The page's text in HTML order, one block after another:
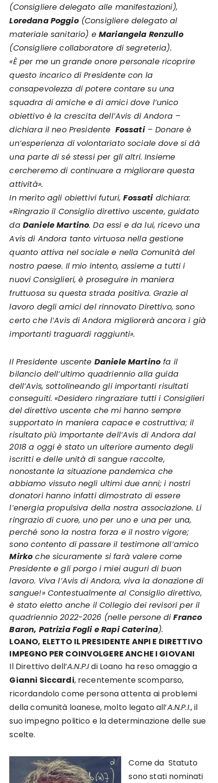
(Consigliere delegato alle manifestazioni),
Loredana Poggio(Consigliere delegato al
materiale sanitario) e Mariangela Renzullo
(Consigliere collaboratore di segreteria).
«È per me un grande onore personale ricoprire
questo incarico di Presidente con la
consapevolezza di potere contare su una
squadra di amiche e di amici dove l’unico
obiettivo è la crescita dell’Avis di Andora –
dichiara il neo Presidente Fossati– Donare è
un’esperienza di volontariato sociale dove si dà
una parte di sé stessi per gli altri. Insieme
cercheremo di continuare a migliorare questa
attività».
In merito agli obiettivi futuri,Fossatidichiara:
«Ringrazio il Consiglio direttivo uscente, guidato
da Daniele Martino. Da essi e da lui, ricevo una
Avis di Andora tanto virtuosa nella gestione
quanto attiva nel sociale e nella Comunità del
nostro paese. Il mio intento, assieme a tutti i
nuovi Consiglieri, è proseguire in maniera
fruttuosa su questa strada positiva. Grazie al
lavoro degli amici del rinnovato Direttivo, sono
certo che l’Avis di Andora miglioreràancora i già
importanti traguardi raggiunti».
Il Presidente uscente Daniele Martino fa il
bilancio dell’ultimo quadriennio alla guida
dell’Avis, sottolineando gli importanti risultati
conseguiti. «Desidero ringraziare tutti i Consiglieri
del direttivo uscente che mi hanno sempre
supportato in maniera capace e costruttiva; il
risultato più importante dell’Avis di Andora dal
2018 a oggi è stato un ulteriore aumento degli
iscritti e delle unità di sangue raccolte,
nonostante la situazione pandemica che
abbiamo vissuto negli ultimi due anni; i nostri
donatori hanno infatti dimostrato di essere
l’energia propulsiva della nostra associazione. Li
ringrazio di cuore, uno per uno e una per una,
perché sono la nostra forza e il nostro vigore;
sono contento di passare il testimone all’amico
Mirko che sicuramente si farà valere come
Presidente e gli porgo i miei auguri di buon
lavoro. Viva l’Avis di Andora, viva la donazione di
sangue!» Contestualmente al Consiglio direttivo,
è stato eletto anche il Collegio dei revisori per il
quadriennio 2022-2026 (nelle persone diFranco
Baron, Patrizia Fogli e Rapi Caterina).
LOANO, ELETTO IL PRESIDENTE ANPI E DIRETTIVO
IMPEGNO PER COINVOLGERE ANCHE I GIOVANI
Il Direttivo dell’A.N.P.Idi Loano ha reso omaggio a
Gianni Siccardi, recentemente scomparso,
ricordandolo come persona attenta ai problemi
della comunità loanese, molto legato all’A.N.P.I., il
suo impegno politico e la determinazione delle sue
scelte.
Come da Statuto
sono stati nominati